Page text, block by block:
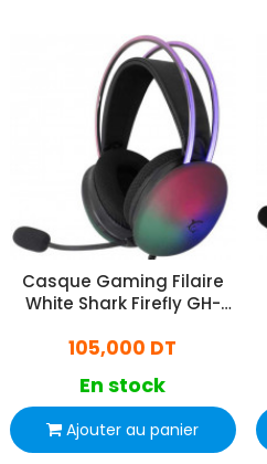
Casque Gaming Filaire
White Shark Firefly GH-
105,000 DT
En stock
Ajouter au panier